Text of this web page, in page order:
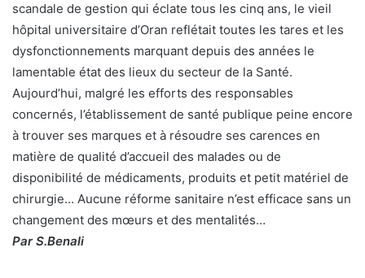
scandale de gestion qui éclate tous les cinq ans, le vieil
hôpital universitaire d’Oran reflétait toutes les tares et les
dysfonctionnements marquant depuis des années le
lamentable état des lieux du secteur de la Santé.
Aujourd’hui, malgré les efforts des responsables
concernés, l’établissement de santé publique peine encore
à trouver ses marques et à résoudre ses carences en
matière de qualité d’accueil des malades ou de
disponibilité de médicaments, produits et petit matériel de
chirurgie… Aucune réforme sanitaire n’est efficace sans un
changement des mœurs et des mentalités…
Par S.Benali